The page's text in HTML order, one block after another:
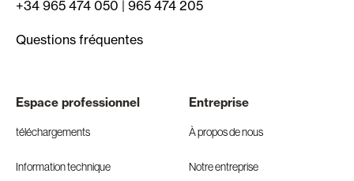
+34 965 474 050 | 965 474 205
Questions fréquentes
Espace professionnel
téléchargements
Information technique
Entreprise
À propos de nous
Notre entreprise